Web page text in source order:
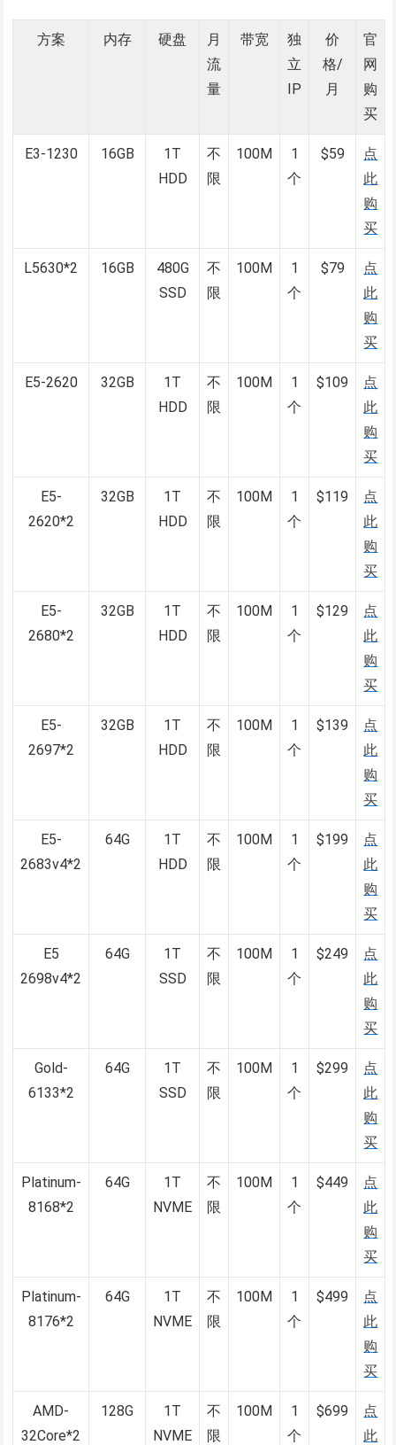
方案 内存 硬盘
月
流
量
带宽
独
立
IP
价
格/
月
官
网
购
买
E3-1230 16GB
1T
HDD
不
限
100M
1
个
$59
点
此
购
买
L5630*2 16GB
480G
SSD
不
限
100M
1
个
$79
点
此
购
买
E5-2620 32GB
1T
HDD
不
限
100M
1
个
$109
点
此
购
买
E5-
2620*2
32GB
1T
HDD
不
限
100M
1
个
$119
点
此
购
买
E5-
2680*2
32GB
1T
HDD
不
限
100M
1
个
$129
点
此
购
买
E5-
2697*2
32GB
1T
HDD
不
限
100M
1
个
$139
点
此
购
买
E5-
2683v4*2
64G
1T
HDD
不
限
100M
1
个
$199
点
此
购
买
E5
2698v4*2
64G
1T
SSD
不
限
100M
1
个
$249
点
此
购
买
Gold-
6133*2
64G
1T
SSD
不
限
100M
1
个
$299
点
此
购
买
Platinum-
8168*2
64G
1T
NVME
不
限
100M
1
个
$449
点
此
购
买
Platinum-
8176*2
64G
1T
NVME
不
限
100M
1
个
$499
点
此
购
买
AMD-
32Core*2
128G
1T
NVME
不
限
100M
1
个
$699
点
此